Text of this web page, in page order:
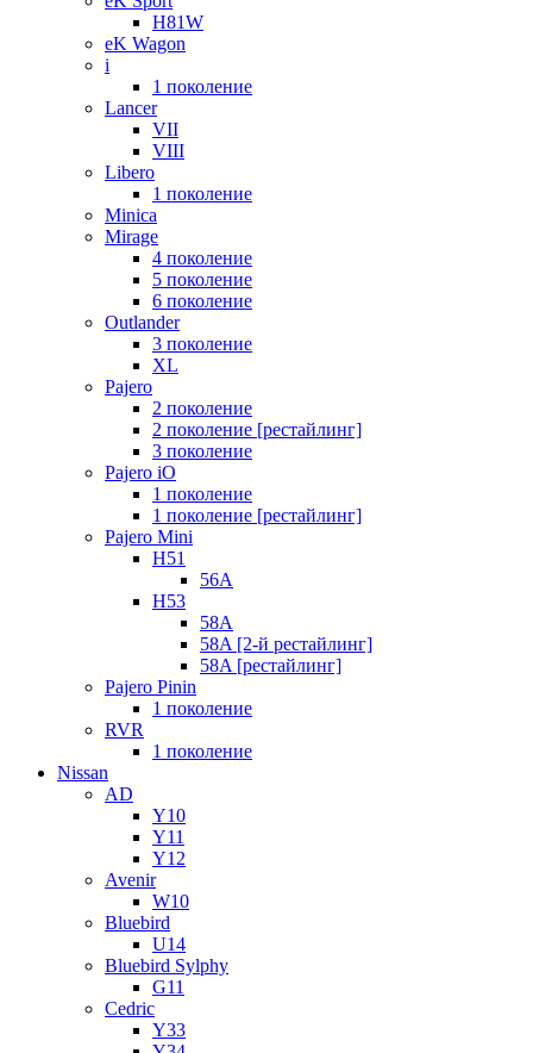
H81W
eK Wagon
i
1 поколение
Lancer
VII
VIII
Libero
1 поколение
Minica
Mirage
4 поколение
5 поколение
6 поколение
Outlander
3 поколение
XL
Pajero
2 поколение
2 поколение [рестайлинг]
3 поколение
Pajero iO
1 поколение
1 поколение [рестайлинг]
Pajero Mini
H51
56A
H53
58A
58A [2-й рестайлинг]
58A [рестайлинг]
Pajero Pinin
1 поколение
RVR
1 поколение
Nissan
AD
Y10
Y11
Y12
Avenir
W10
Bluebird
U14
Bluebird Sylphy
G11
Cedric
Y33